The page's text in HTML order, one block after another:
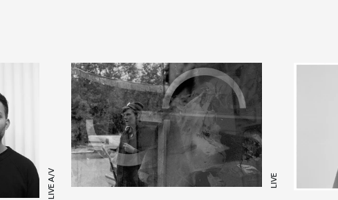
LIVE A/V LIVE